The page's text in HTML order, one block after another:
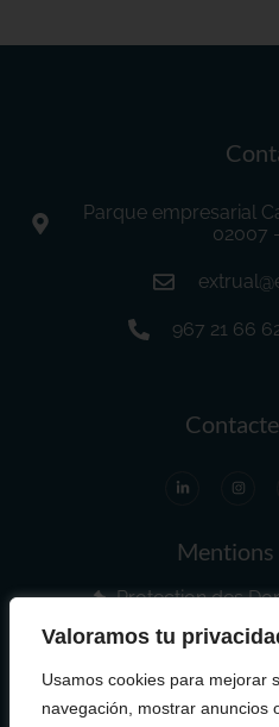
Valoramos tu
Usamos cookies para mejorar
navegación, mostrar anuncios
Parque empresarial
02007
967 21 66
Mentions
Protection des
Politique des Cookies